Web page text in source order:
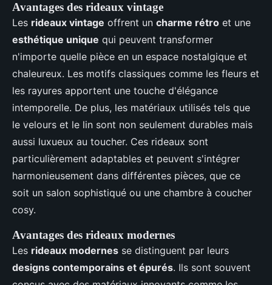
Avantages des rideaux vintage
Les rideaux vintage offrent un charme rétro et une
esthétique unique qui peuvent transformer
n'importe quelle pièce en un espace nostalgique et
chaleureux. Les motifs classiques comme les fleurs et
les rayures apportent une touche d'élégance
intemporelle. De plus, les matériaux utilisés tels que
le velours et le lin sont non seulement durables mais
aussi luxueux au toucher. Ces rideaux sont
particulièrement adaptables et peuvent s'intégrer
harmonieusement dans différentes pièces, que ce
soit un salon sophistiqué ou une chambre à coucher
cosy.
Avantages des rideaux modernes
Les rideaux modernes se distinguent par leurs
designs contemporains et épurés. Ils sont souvent